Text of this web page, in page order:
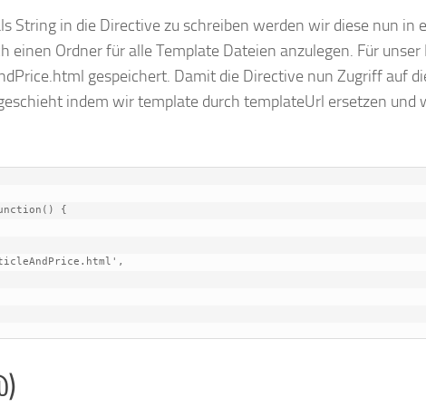
String in die Directive zu schreiben werden wir diese nun in
einen Ordner für alle Template Dateien anzulegen. Für
gespeichert. Damit die Directive nun Zugriff auf
indem wir template durch templateUrl ersetzen und